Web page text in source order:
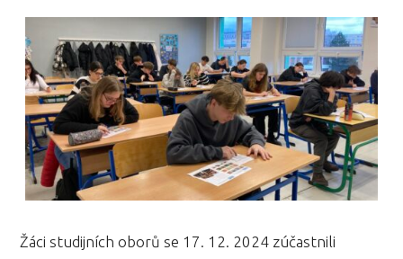
Žáci studijních oborů se 17. 12. 2024 zúčastnili